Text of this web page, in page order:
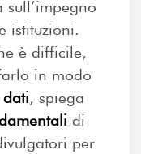
istituzioni.
è difficile,
in modo
, spiega
di
per